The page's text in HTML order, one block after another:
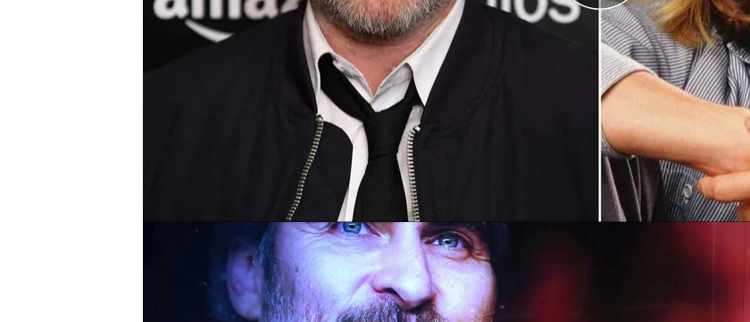
Carmen Porter repasa, en‘Estrellas del misterio’,
la “vida de misterio” del
actor Joaquin Phoenix
“prácticamente desde que nació”. Nació en
Puerto Rico y su familia, lafamilia Bottom
, siendo él un bebé, ingresó en la
secta ‘Niños de Dios’.